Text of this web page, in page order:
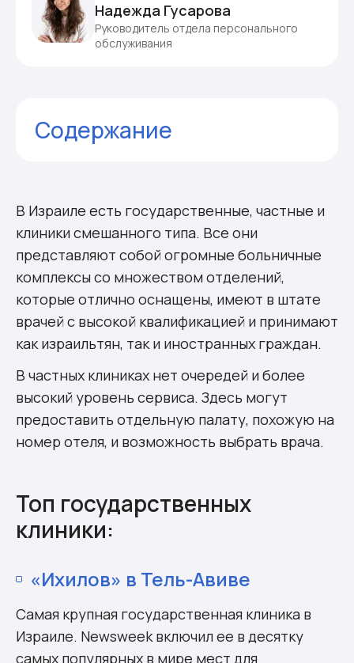
Надежда Гусарова
Руководитель отдела персонального
обслуживания
Содержание
В Израиле есть государственные, частные и
клиники смешанного типа. Все они
представляют собой огромные больничные
комплексы со множеством отделений,
которые отлично оснащены, имеют в штате
врачей с высокой квалификацией и принимают
как израильтян, так и иностранных граждан.
В частных клиниках нет очередей и более
высокий уровень сервиса. Здесь могут
предоставить отдельную палату, похожую на
номер отеля, и возможность выбрать врача.
Топ государственных
клиники:
«Ихилов» в Тель-Авиве
Самая крупная государственная клиника в
Израиле. Newsweek включил ее в десятку
самых популярных в мире мест для